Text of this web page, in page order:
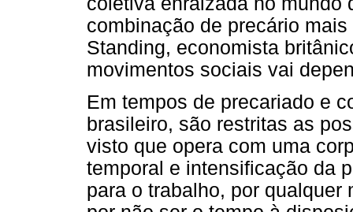
combinação de precário
Standing, economista
movimentos sociais vai
Em tempos de precariado e
brasileiro, são restritas as
visto que opera com uma
temporal e intensificação da
para o trabalho, por qualquer